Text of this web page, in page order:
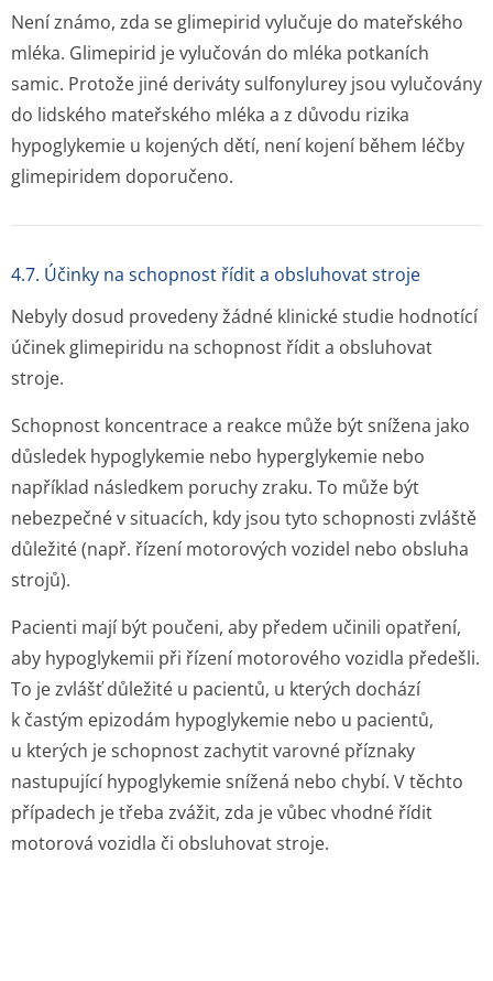
Není známo, zda se glimepirid vylučuje do mateřského
mléka. Glimepirid je vylučován do mléka potkaních
samic. Protože jiné deriváty sulfonylurey jsou vylučovány
do lidského mateřského mléka a z důvodu rizika
hypoglykemie u kojených dětí, není kojení během léčby
glimepiridem doporučeno.
4.7. Účinky na schopnost řídit a obsluhovat stroje
Nebyly dosud provedeny žádné klinické studie hodnotící
účinek glimepiridu na schopnost řídit a obsluhovat
stroje.
Schopnost koncentrace a reakce může být snížena jako
důsledek hypoglykemie nebo hyperglykemie nebo
například následkem poruchy zraku. To může být
nebezpečné v situacích, kdy jsou tyto schopnosti zvláště
důležité (např. řízení motorových vozidel nebo obsluha
strojů).
Pacienti mají být poučeni, aby předem učinili opatření,
aby hypoglykemii při řízení motorového vozidla předešli.
To je zvlášť důležité u pacientů, u kterých dochází
k častým epizodám hypoglykemie nebo u pacientů,
u kterých je schopnost zachytit varovné příznaky
nastupující hypoglykemie snížená nebo chybí. V těchto
případech je třeba zvážit, zda je vůbec vhodné řídit
motorová vozidla či obsluhovat stroje.